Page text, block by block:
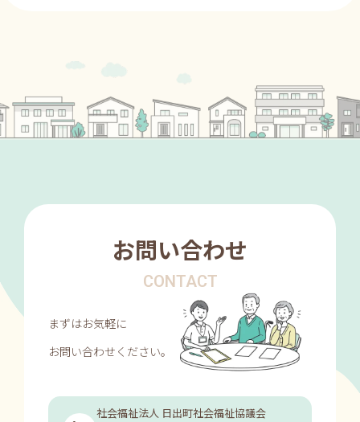
お問い合わせ
CONTACT
まずはお気軽に
お問い合わせください。
社会福祉法人 日出町社会福祉協議会